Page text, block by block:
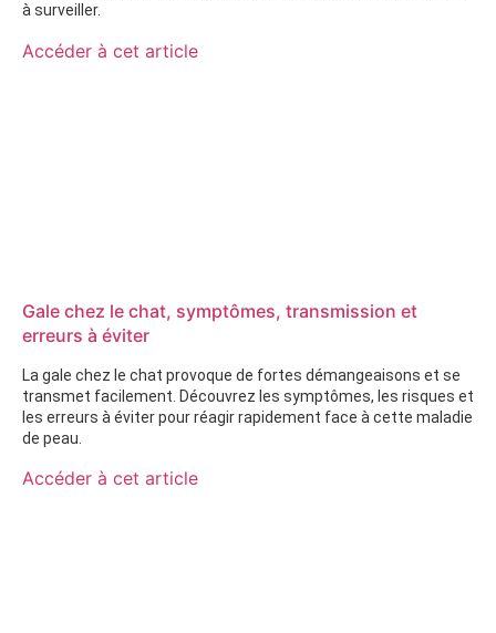
à surveiller.
Accéder à cet article
Gale chez le chat, symptômes, transmission et
erreurs à éviter
La gale chez le chat provoque de fortes démangeaisons et se
transmet facilement. Découvrez les symptômes, les risques et
les erreurs à éviter pour réagir rapidement face à cette maladie
de peau.
Accéder à cet article